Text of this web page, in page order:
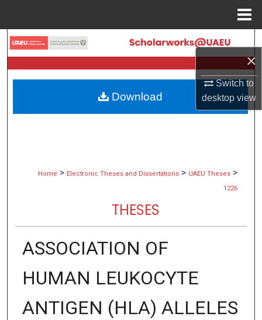
×
Switch to
desktopview
Search
Browse Collections
My Account
Home > Electronic Theses and Dissertations > UAEU Theses >
1226
THESES
ASSOCIATION OF
HUMAN LEUKOCYTE
ANTIGEN (HLA) ALLELES
Download